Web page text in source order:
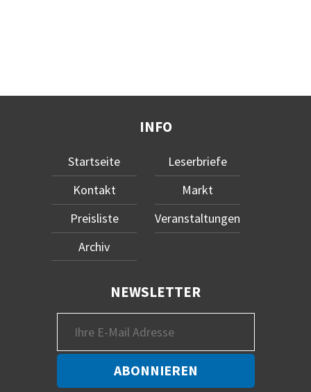
INFO
Startseite
Kontakt
Preisliste
Archiv
Leserbriefe
Markt
Veranstaltungen
NEWSLETTER